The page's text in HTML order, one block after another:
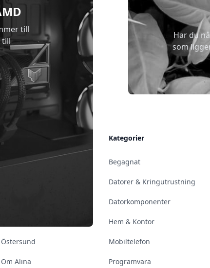
till
till
Har du
som
Kontakt & Öppettider
Östersund
Om Alina
Kategorier
Begagnat
Datorer & Kringutrustning
Datorkomponenter
Hem & Kontor
Mobiltelefon
Programvara